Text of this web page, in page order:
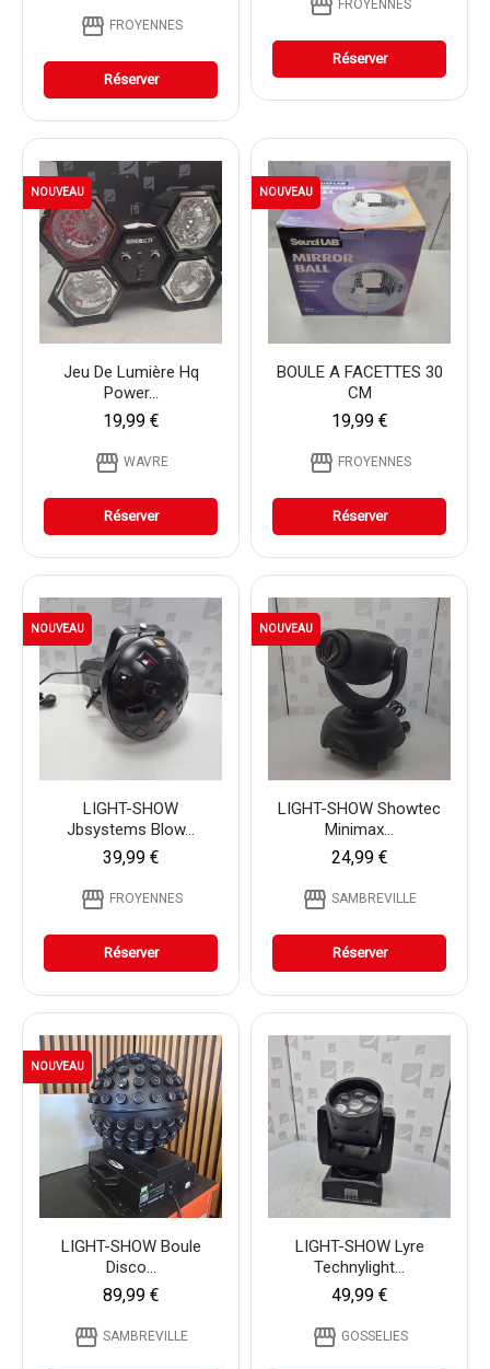
storefront FROYENNES
Réserver
FROYENNES
Réserver
Jeu De Lumière Hq
Power...
19,99 €
storefront WAVRE
Réserver
NOUVEAU
BOULE A FACETTES 30
CM
19,99 €
storefront FROYENNES
Réserver
NOUVEAU
LIGHT-SHOW
Jbsystems Blow...
39,99 €
storefront FROYENNES
Réserver
NOUVEAU
LIGHT-SHOW Showtec
Minimax...
24,99 €
storefront SAMBREVILLE
Réserver
NOUVEAU
LIGHT-SHOW Boule
Disco...
89,99 €
storefront SAMBREVILLE
NOUVEAU
LIGHT-SHOW Lyre
Technylight...
49,99 €
storefront GOSSELIES